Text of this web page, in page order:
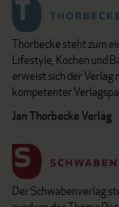
Thorbecke steht zum
Lifestyle, Kochen und
erweist sich der Verlag
kompetenter
Jan Thorbecke Verlag
Der Schwabenverlag